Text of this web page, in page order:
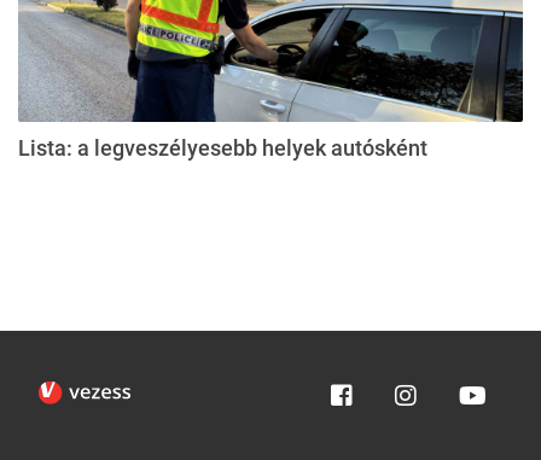
Lista: a legveszélyesebb helyek autósként